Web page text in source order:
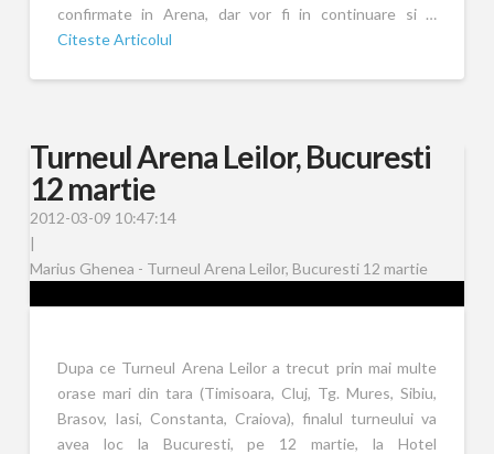
confirmate in Arena, dar vor fi in continuare si …
Citeste Articolul
Turneul Arena Leilor, Bucuresti
12 martie
2012-03-09 10:47:14
Marius Ghenea - Turneul Arena Leilor, Bucuresti 12 martie
Dupa ce Turneul Arena Leilor a trecut prin mai multe
orase mari din tara (Timisoara, Cluj, Tg. Mures, Sibiu,
Brasov, Iasi, Constanta, Craiova), finalul turneului va
avea loc la Bucuresti, pe 12 martie, la Hotel